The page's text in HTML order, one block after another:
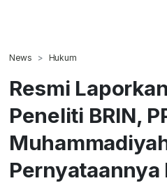
News Hukum
Resmi
Peneliti BRIN,